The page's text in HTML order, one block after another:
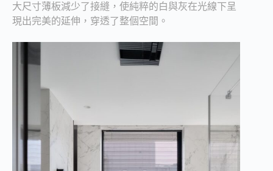
大尺寸薄板減少了接縫，使純粹的白與灰在光線下呈
現出完美的延伸，穿透了整個空間。